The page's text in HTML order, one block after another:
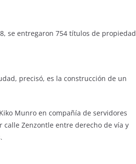
se entregaron 754 títulos de propiedad
precisó, es la construcción de un
Munro en compañía de servidores
Zenzontle entre derecho de vía y